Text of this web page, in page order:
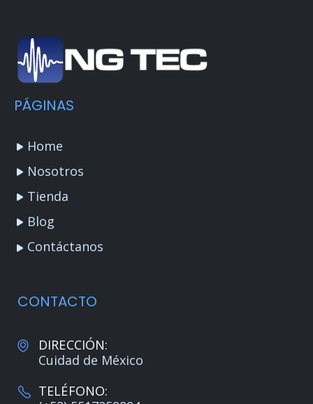
PÁGINAS
Home
Nosotros
Tienda
Blog
Contáctanos
CONTACTO
DIRECCIÓN:
Cuidad de México
TELÉFONO: